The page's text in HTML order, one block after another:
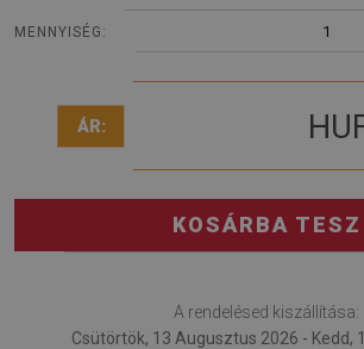
MENNYISÉG: 1
ÁR:
KOSÁRBA TESZ
A rendelésed kiszállítása:
Csütörtök, 13 Augusztus 2026 - Kedd,